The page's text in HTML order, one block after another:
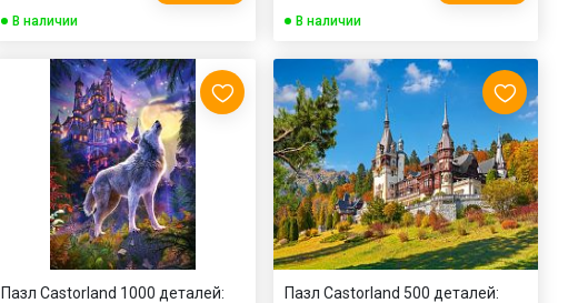
В наличии В наличии
Пазл Castorland 1000 деталей:
Пазл Castorland 500 деталей: